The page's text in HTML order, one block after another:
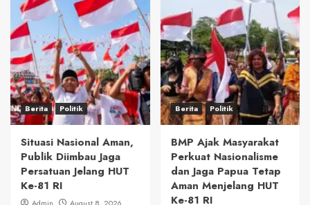
Berita Politik
Situasi Nasional Aman,
Publik Diimbau Jaga
Persatuan Jelang HUT
Ke-81 RI
Admin
August 8, 2026
Berita Politik
BMP Ajak Masyarakat
Perkuat Nasionalisme
dan Jaga Papua Tetap
Aman Menjelang HUT
Ke-81 RI